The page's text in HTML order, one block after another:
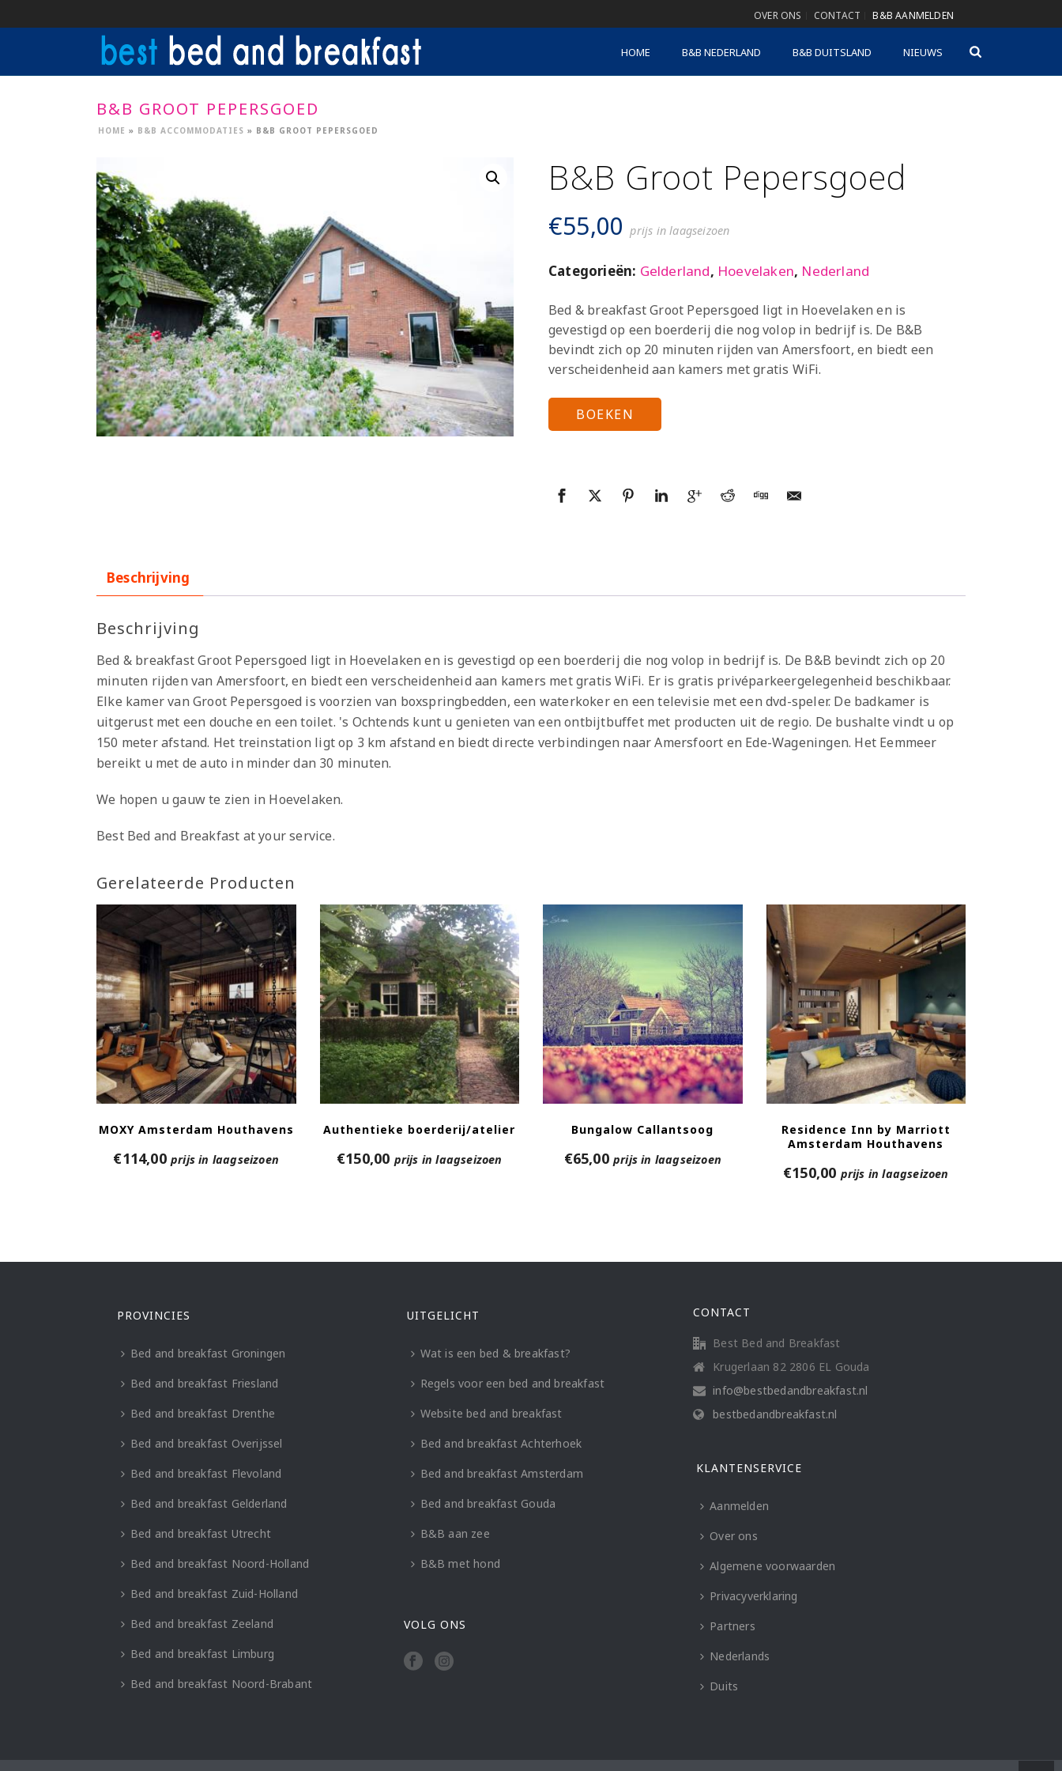
OVER ONS CONTACT B&B AANMELDEN
HOME B&B NEDERLAND B&B DUITSLAND NIEUWS
B&B GROOT PEPERSGOED
HOME » B&B ACCOMMODATIES » B&B GROOT PEPERSGOED
B&B Groot Pepersgoed
€55,00 prijs in laagseizoen
Categorieën: Gelderland, Hoevelaken, Nederland
Bed & breakfast Groot Pepersgoed ligt in Hoevelaken en is
gevestigd op een boerderij die nog volop in bedrijf is. De B&B
bevindt zich op 20 minuten rijden van Amersfoort, en biedt een
verscheidenheid aan kamers met gratis WiFi.
BOEKEN
Beschrijving
Beschrijving
Bed & breakfast Groot Pepersgoed ligt in Hoevelaken en is gevestigd op een boerderij die nog volop in bedrijf is. De B&B bevindt zich op 20
minuten rijden van Amersfoort, en biedt een verscheidenheid aan kamers met gratis WiFi. Er is gratis privéparkeergelegenheid beschikbaar.
Elke kamer van Groot Pepersgoed is voorzien van boxspringbedden, een waterkoker en een televisie met een dvd-speler. De badkamer is
uitgerust met een douche en een toilet. 's Ochtends kunt u genieten van een ontbijtbuffet met producten uit de regio. De bushalte vindt u op
150 meter afstand. Het treinstation ligt op 3 km afstand en biedt directe verbindingen naar Amersfoort en Ede-Wageningen. Het Eemmeer
bereikt u met de auto in minder dan 30 minuten.
We hopen u gauw te zien in Hoevelaken.
Best Bed and Breakfast at your service.
Gerelateerde Producten
MOXY Amsterdam Houthavens
€114,00 prijs in laagseizoen
Authentieke boerderij/atelier
€150,00 prijs in laagseizoen
Bungalow Callantsoog
€65,00 prijs in laagseizoen
Residence Inn by Marriott
Amsterdam Houthavens
€150,00 prijs in laagseizoen
PROVINCIES
Bed and breakfast Groningen
Bed and breakfast Friesland
Bed and breakfast Drenthe
Bed and breakfast Overijssel
Bed and breakfast Flevoland
Bed and breakfast Gelderland
Bed and breakfast Utrecht
Bed and breakfast Noord-Holland
Bed and breakfast Zuid-Holland
Bed and breakfast Zeeland
Bed and breakfast Limburg
Bed and breakfast Noord-Brabant
UITGELICHT
Wat is een bed & breakfast?
Regels voor een bed and breakfast
Website bed and breakfast
Bed and breakfast Achterhoek
Bed and breakfast Amsterdam
Bed and breakfast Gouda
B&B aan zee
B&B met hond
VOLG ONS
CONTACT
Best Bed and Breakfast
Krugerlaan 82 2806 EL Gouda
info@bestbedandbreakfast.nl
bestbedandbreakfast.nl
KLANTENSERVICE
Aanmelden
Over ons
Algemene voorwaarden
Privacyverklaring
Partners
Nederlands
Duits